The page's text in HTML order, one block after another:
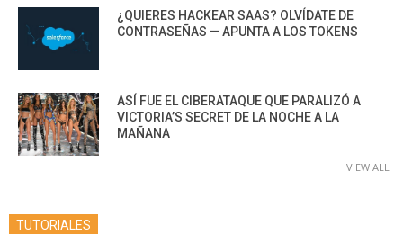
¿QUIERES HACKEAR SAAS? OLVÍDATE DE
CONTRASEÑAS — APUNTA A LOS TOKENS
ASÍ FUE EL CIBERATAQUE QUE PARALIZÓ A
VICTORIA’S SECRET DE LA NOCHE A LA
MAÑANA
VIEW ALL
TUTORIALES